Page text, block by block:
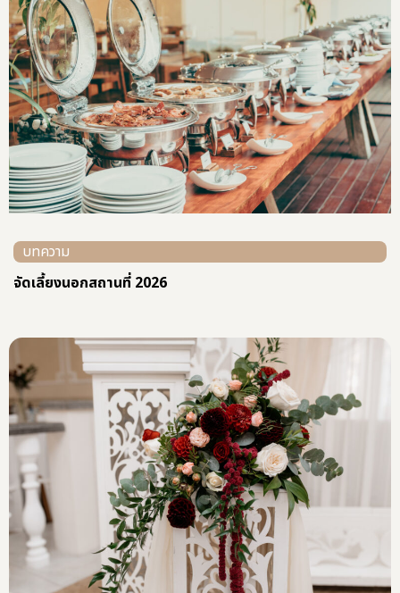
บทความ
จัดเลี้ยงนอกสถานที่ 2026